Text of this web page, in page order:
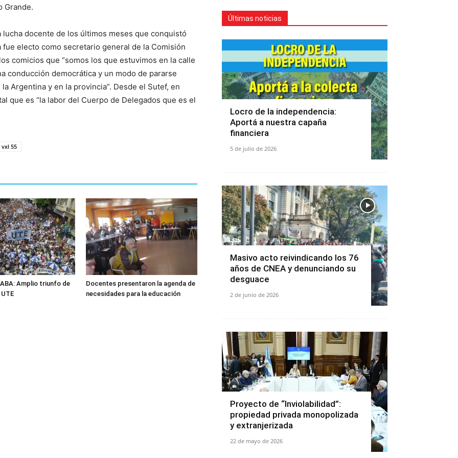
CR
Grande.
docente de los últimos meses que conquistó
electo como secretario general de la Comisión
comicios que “somos los que estuvimos en la calle
conducción democrática y un modo de pararse
Argentina y en la provincia”. Desde el Sutef, en
que es “la labor del Cuerpo de Delegados que es el
vxl 55
Amplio triunfo de
Docentes presentaron la agenda de
necesidades para la educación
Últimas noticias
Locro de la independencia:
Aportá a nuestra capaña
financiera
5 de julio de 2026
Masivo acto reivindicando los 76
años de CNEA y denunciando su
desguace
2 de junio de 2026
Proyecto de “Inviolabilidad”:
propiedad privada monopolizada
y extranjerizada
22 de mayo de 2026